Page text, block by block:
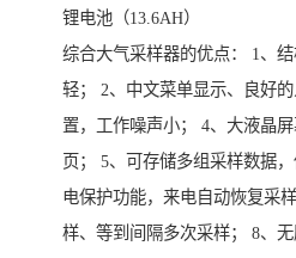
锂电池（13.6AH）
综合大气采样器的优点： 1、
轻； 2、中文菜单显示、良好
置，工作噪声小； 4、大液晶
页； 5、可存储多组采样数据
电保护功能，来电自动恢复采
样、等到间隔多次采样； 8、无